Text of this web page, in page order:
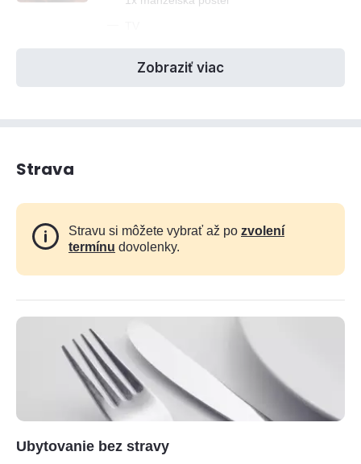
Zobraziť viac
Strava
Stravu si môžete vybrať až po zvolení
termínu dovolenky.
Ubytovanie bez stravy